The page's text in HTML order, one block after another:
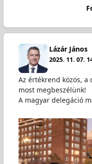
Lázár János
2025. 11. 07.
Az értékrend közös,
most megbeszélünk!
A magyar delegáció